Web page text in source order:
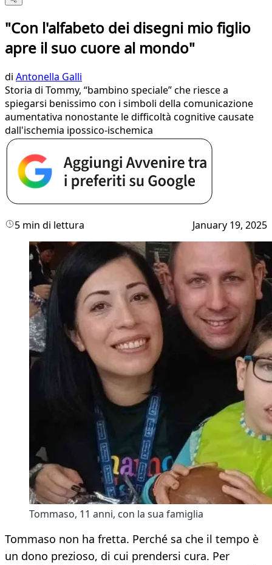
"Con l'alfabeto dei disegni mio figlio
apre il suo cuore al mondo"
di Antonella Galli
Storia di Tommy, “bambino speciale” che riesce a
spiegarsi benissimo con i simboli della comunicazione
aumentativa nonostante le difficoltà cognitive causate
dall'ischemia ipossico-ischemica
5 min di lettura January 19, 2025
Tommaso, 11 anni, con la sua famiglia
Tommaso non ha fretta. Perché sa che il tempo è
un dono prezioso, di cui prendersi cura. Per